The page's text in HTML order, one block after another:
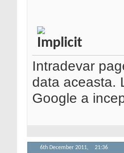
Intradevar
data aceasta.
Google a
6th December 2011, 21:36